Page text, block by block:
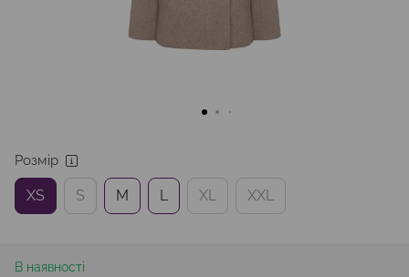
Розмір
XS S M L XL XXL
В наявності